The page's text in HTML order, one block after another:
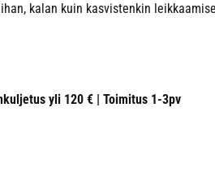
kalan kuin kasvistenkin
yli 120 € | Toimitus 1-3pv